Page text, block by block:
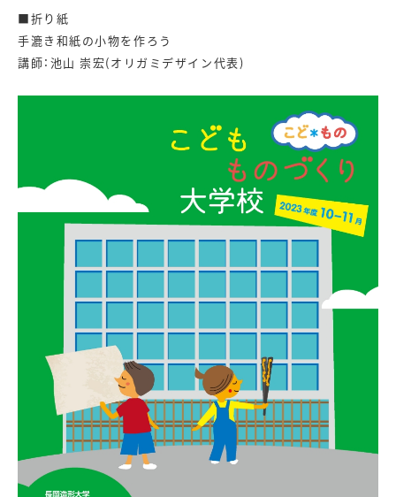
■折り紙
手漉き和紙の小物を作ろう
講師：池山 崇宏(オリガミデザイン代表)